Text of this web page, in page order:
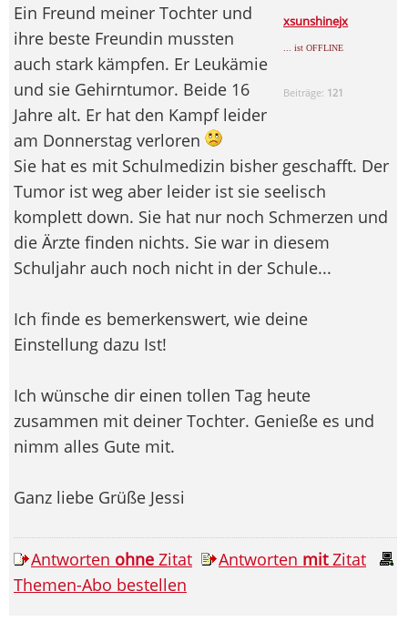
xsunshinejx
... ist OFFLINE
Beiträge: 121
Ein Freund meiner Tochter und
ihre beste Freundin mussten
auch stark kämpfen. Er Leukämie
und sie Gehirntumor. Beide 16
Jahre alt. Er hat den Kampf leider
am Donnerstag verloren
Sie hat es mit Schulmedizin bisher geschafft. Der
Tumor ist weg aber leider ist sie seelisch
komplett down. Sie hat nur noch Schmerzen und
die Ärzte finden nichts. Sie war in diesem
Schuljahr auch noch nicht in der Schule...
Ich finde es bemerkenswert, wie deine
Einstellung dazu Ist!
Ich wünsche dir einen tollen Tag heute
zusammen mit deiner Tochter. Genieße es und
nimm alles Gute mit.
Ganz liebe Grüße Jessi
Antworten ohne Zitat Antworten mitZitat
Themen-Abo bestellen